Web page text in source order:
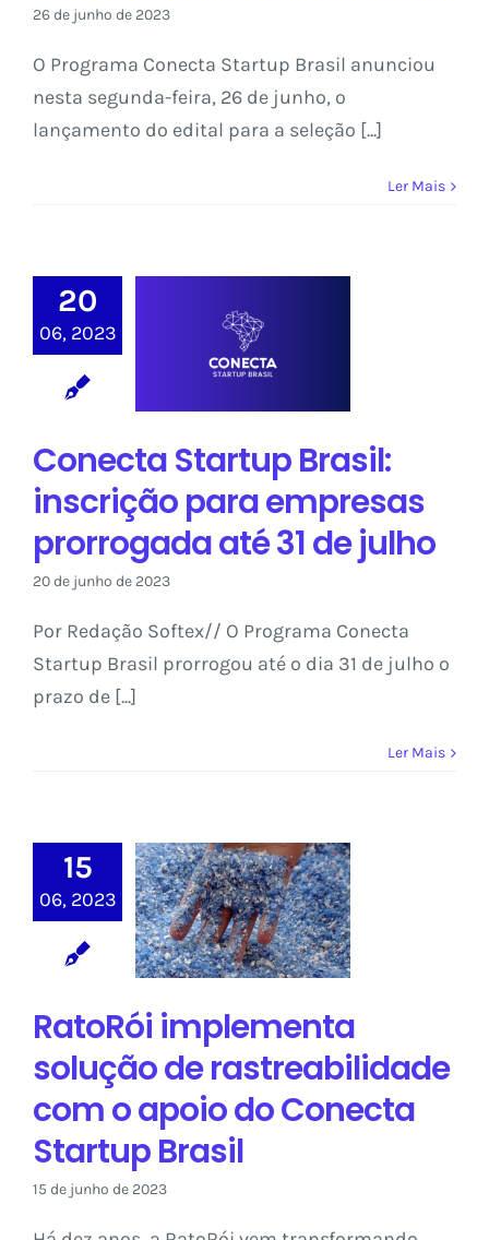
26 de junho de 2023
O Programa Conecta Startup Brasil anunciou
nesta segunda-feira, 26 de junho, o
lançamento do edital para a seleção [...]
Ler Mais
20
06, 2023
Brasil: inscrição
para empresas
31 de julho
Sem categoria
Conecta Startup Brasil:
inscrição para empresas
prorrogada até 31 de julho
20 de junho de 2023
Por Redação Softex// O Programa Conecta
Startup Brasil prorrogou até o dia 31 de julho o
prazo de [...]
Ler Mais
15
06, 2023
RatoRói
implementa
solução de
rastreabilidade
com o apoio do
Conecta Startup
Brasil
Sem categoria
RatoRói implementa
solução de rastreabilidade
com o apoio do Conecta
Startup Brasil
15 de junho de 2023